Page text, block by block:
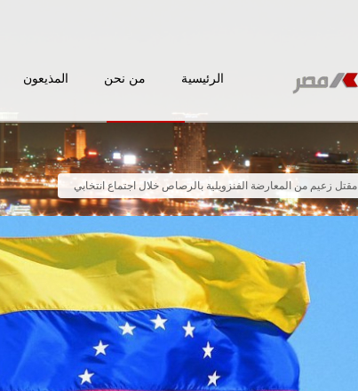
الرئيسية من نحن المذيعون
مقتل زعيم من المعارضة الفنزويلية بالرصاص خلال اجتماع انتخابي